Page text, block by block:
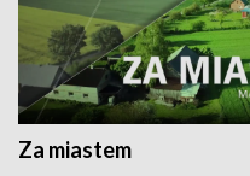
Za miastem